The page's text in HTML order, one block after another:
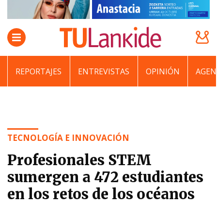
REPORTAJES ENTREVISTAS OPINIÓN
TECNOLOGÍA E INNOVACIÓN
Profesionales STEM
sumergen a 472 estudiantes
en los retos de los océanos